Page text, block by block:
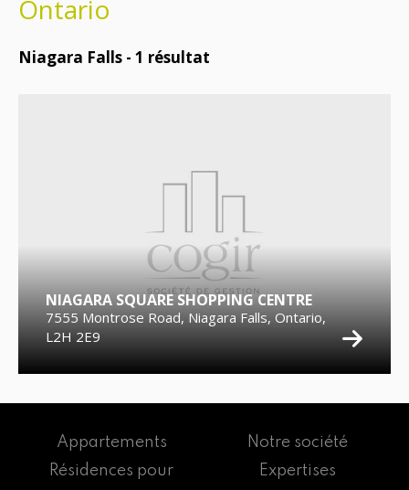
Ontario
Niagara Falls - 1 résultat
NIAGARA SQUARE SHOPPING CENTRE
7555 Montrose Road, Niagara Falls, Ontario,
L2H 2E9
Appartements
Résidences pour
Notre société
Expertises